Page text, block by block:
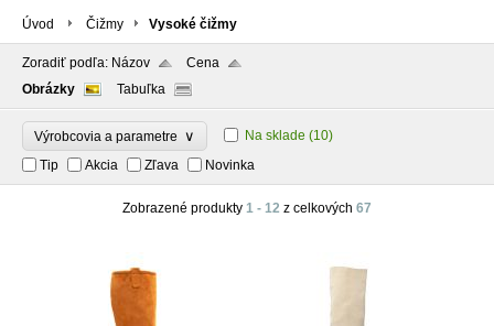
Úvod Čižmy Vysoké čižmy
Zoradiť podľa: Názov
Cena
Obrázky
Tabuľka
Výrobcovia a parametre ∨ Na sklade (10)
Tip
Akcia Zľava Novinka
Zobrazené produkty 1 - 12 z celkových 67